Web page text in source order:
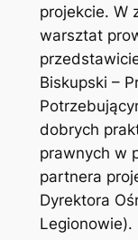
projekcie. W
warsztat
Biskupski –
dobrych
prawnych w
partnera
Dyrektora
Legionowie).